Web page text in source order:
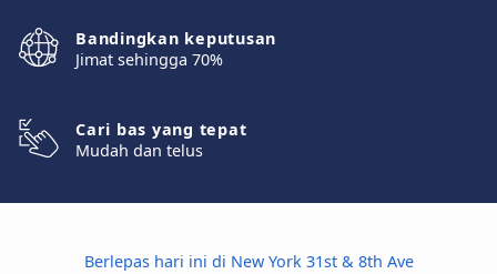
Bandingkan keputusan
Jimat sehingga 70%
Cari bas yang tepat
Mudah dan telus
Berlepas hari ini di New York 31st & 8th Ave